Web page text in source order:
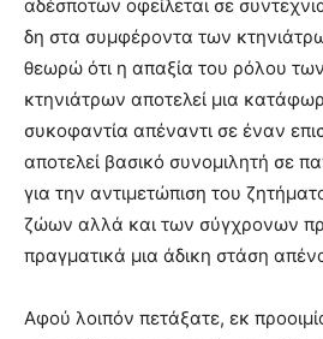
αδέσποτων οφείλεται σε
δη στα συμφέροντα των
θεωρώ ότι η απαξία του ρόλου
κτηνιάτρων αποτελεί μια
συκοφαντία απέναντι σε έναν
αποτελεί βασικό συνομιλητή σε
για την αντιμετώπιση του
ζώων αλλά και των σύγχρονων
πραγματικά μια άδικη στάση
Αφού λοιπόν πετάξατε, εκ